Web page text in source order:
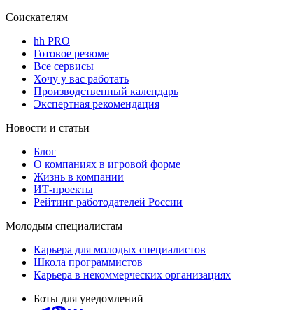
Соискателям
hh PRO
Готовое резюме
Все сервисы
Хочу у вас работать
Производственный календарь
Экспертная рекомендация
Новости и статьи
Блог
О компаниях в игровой форме
Жизнь в компании
ИТ-проекты
Рейтинг работодателей России
Молодым специалистам
Карьера для молодых специалистов
Школа программистов
Карьера в некоммерческих организациях
Боты для уведомлений